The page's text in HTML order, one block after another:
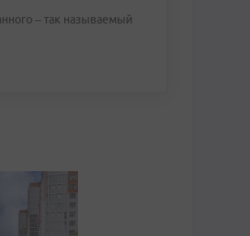
– так называемый